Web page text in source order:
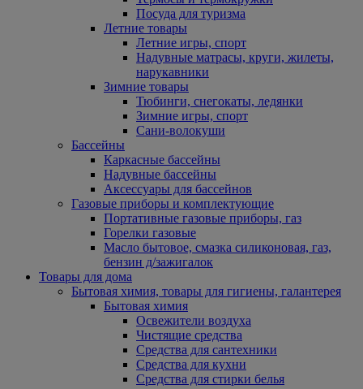
Посуда для туризма
Летние товары
Летние игры, спорт
Надувные матрасы, круги, жилеты,
нарукавники
Зимние товары
Тюбинги, снегокаты, ледянки
Зимние игры, спорт
Сани-волокуши
Бассейны
Каркасные бассейны
Надувные бассейны
Аксессуары для бассейнов
Газовые приборы и комплектующие
Портативные газовые приборы, газ
Горелки газовые
Масло бытовое, смазка силиконовая, газ,
бензин д/зажигалок
Товары для дома
Бытовая химия, товары для гигиены, галантерея
Бытовая химия
Освежители воздуха
Чистящие средства
Средства для сантехники
Средства для кухни
Средства для стирки белья